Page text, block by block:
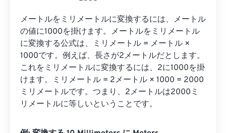
メートルをミリメートルに変換するには、メートル
の値に1000を掛けます。メートルをミリメートル
に変換する公式は、ミリメートル = メートル ×
1000です。例えば、長さが2メートルだとします。
これをミリメートルに変換するには、2に1000を掛
けます。ミリメートル = 2メートル × 1000 = 2000
ミリメートルです。つまり、2メートルは2000ミ
リメートルに等しいということです。